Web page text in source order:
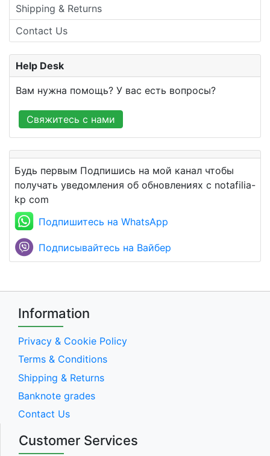
Shipping & Returns
Contact Us
Help Desk
Вам нужна помощь? У вас есть вопросы?
Свяжитесь с нами
Будь первым Подпишись на мой канал чтобы
получать уведомления об обновлениях с notafilia-
kp com
Подпишитесь на WhatsApp
Подписывайтесь на Вайбер
Information
Privacy & Cookie Policy
Terms & Conditions
Shipping & Returns
Banknote grades
Contact Us
Customer Services